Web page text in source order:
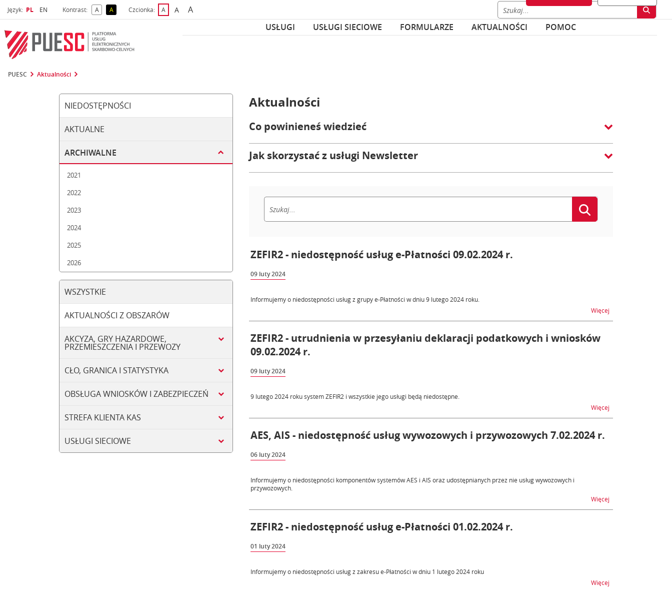
Język: Wybrany język
PL Wybierz język
EN Kontrast: Akontrast domyślny
Akontrast żółty tekst na czarnym tle
Czcionka: Adomyślna czcionka
Awiększa czcionka
Anajwiększa czcionka
USŁUGI
USŁUGI SIECIOWE FORMULARZE AKTUALNOŚCI POMOC
PUESC Aktualności
NIEDOSTĘPNOŚCI
AKTUALNE
ARCHIWALNE
2021
2022
2023
2024
2025
2026
WSZYSTKIE
AKTUALNOŚCI Z OBSZARÓW
AKCYZA, GRY HAZARDOWE,
PRZEMIESZCZENIA I PRZEWOZY
CŁO, GRANICA I STATYSTYKA
OBSŁUGA WNIOSKÓW I ZABEZPIECZEŃ
STREFA KLIENTA KAS
USŁUGI SIECIOWE
Aktualności
Co powinieneś wiedzieć
Jak skorzystać z usługi Newsletter
ZEFIR2 - niedostępność usług e-Płatności 09.02.2024 r.
09 luty 2024
Informujemy o niedostępności usług z grupy e-Płatności w dniu 9 lutego 2024 roku.
Więcej
ZEFIR2 - utrudnienia w przesyłaniu deklaracji podatkowych i wniosków
09.02.2024 r.
09 luty 2024
9 lutego 2024 roku system ZEFIR2 i wszystkie jego usługi będą niedostępne.
Więcej
AES, AIS - niedostępność usług wywozowych i przywozowych 7.02.2024 r.
06 luty 2024
Informujemy o niedostępności komponentów systemów AES i AIS oraz udostępnianych przez nie usług wywozowych i
przywozowych.
Więcej
ZEFIR2 - niedostępność usług e-Płatności 01.02.2024 r.
01 luty 2024
Informujemy o niedostępności usług z zakresu e-Płatności w dniu 1 lutego 2024 roku
Więcej